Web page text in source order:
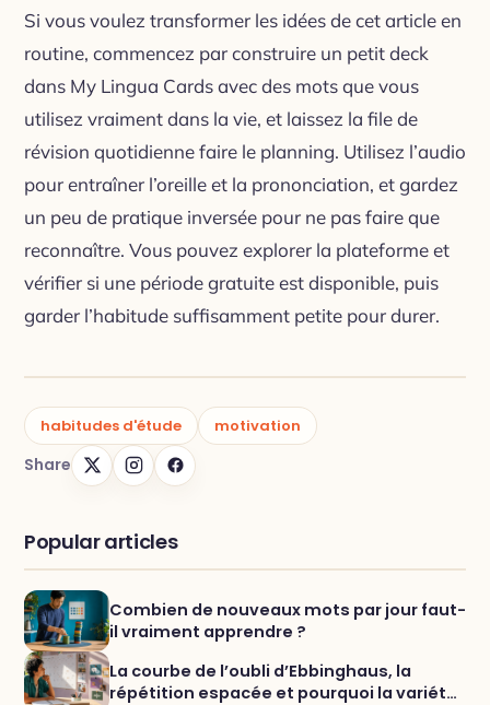
Si vous voulez transformer les idées de cet article en
routine, commencez par construire un petit deck
dans My Lingua Cards avec des mots que vous
utilisez vraiment dans la vie, et laissez la file de
révision quotidienne faire le planning. Utilisez l’audio
pour entraîner l’oreille et la prononciation, et gardez
un peu de pratique inversée pour ne pas faire que
reconnaître. Vous pouvez explorer la plateforme et
vérifier si une période gratuite est disponible, puis
garder l’habitude suffisamment petite pour durer.
habitudes d'étude motivation
Share
Popular articles
Combien de nouveaux mots par jour faut-
il vraiment apprendre ?
La courbe de l’oubli d’Ebbinghaus, la
répétition espacée et pourquoi la variété